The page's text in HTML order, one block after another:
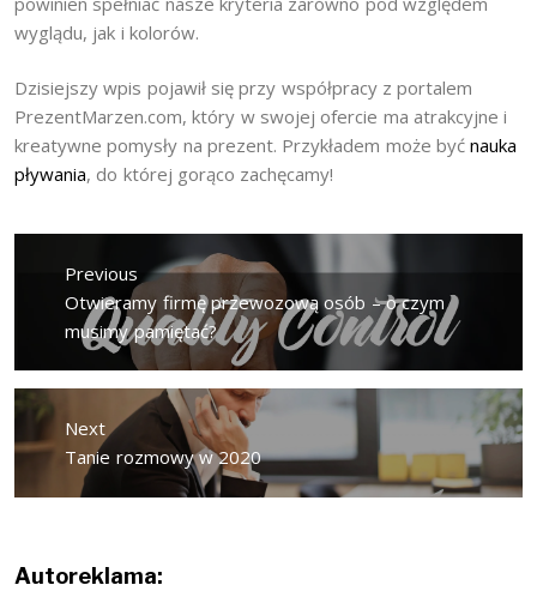
wyglądu, jak i kolorów.
Dzisiejszy wpis pojawił się przy współpracy z portalem
PrezentMarzen.com, który w swojej ofercie ma atrakcyjne i
kreatywne pomysły na prezent. Przykładem może byćnauka
pływania, do której gorąco zachęcamy!
Nawigacja
wpisuPrevious
Previous
post:
Otwieramy firmę przewozową osób – o czym
musimy pamiętać?
Next
Next
post:
Tanie rozmowy w 2020
Autoreklama: